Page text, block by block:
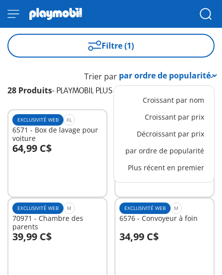
Filtre (1)
28 Produits- PLAYMOBIL PLUS
Trier par
Croissant par nom
Croissant par prix
Décroissant par prix
par ordre de popularité
Plus récent en premier
EXCLUSIVITÉ WEB XL
6571 - Box de lavage pour
voiture
64,99 C$
Au panier
EXCLUSIVITÉ WEB XL
71711 - Etage
supplémentaire pour
Maison Belle Epoque
99,99 C$
Au panier
EXCLUSIVITÉ WEB M
70971 - Chambre des
parents
39,99 C$
Au panier
EXCLUSIVITÉ WEB M
6576 - Convoyeur à foin
34,99 C$
Au panier